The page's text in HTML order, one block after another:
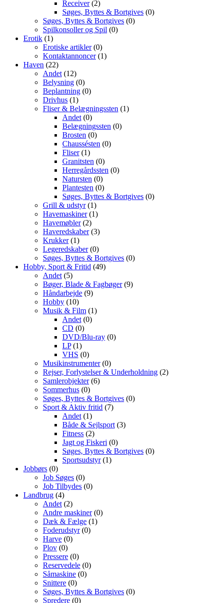
Receiver(2)
Søges, Byttes & Bortgives (0)
Søges, Byttes & Bortgives (0)
Spilkonsoller og Spil (0)
Erotik (1)
Erotiske artikler(0)
Kontaktannoncer(1)
Haven (22)
Andet (12)
Belysning (0)
Beplantning (0)
Drivhus (1)
Fliser & Belægningssten (1)
Andet (0)
Belægningssten (0)
Brosten (0)
Chaussésten (0)
Fliser(1)
Granitsten (0)
Herregårdssten (0)
Natursten (0)
Plantesten (0)
Søges, Byttes & Bortgives (0)
Grill & udstyr(1)
Havemaskiner(1)
Havemøbler(2)
Haveredskaber(3)
Krukker(1)
Legeredskaber(0)
Søges, Byttes & Bortgives (0)
Hobby, Sport & Fritid (49)
Andet (5)
Bøger, Blade & Fagbøger(9)
Håndarbejde (9)
Hobby (10)
Musik & Film (1)
Andet (0)
CD (0)
DVD/Blu-ray (0)
LP(1)
VHS (0)
Musikinstrumenter(0)
Rejser, Forlystelser & Underholdning (2)
Samlerobjekter(6)
Sommerhus (0)
Søges, Byttes & Bortgives (0)
Sport & Aktiv fritid (7)
Andet (1)
Både & Sejlsport (3)
Fitness (2)
Jagt og Fiskeri (0)
Søges, Byttes & Bortgives (0)
Sportsudstyr(1)
Jobbørs (0)
Job Søges (0)
Job Tilbydes (0)
Landbrug (4)
Andet (2)
Andre maskiner(0)
Dæk & Fælge (1)
Foderudstyr(0)
Harve (0)
Plov (0)
Pressere (0)
Reservedele (0)
Såmaskine (0)
Snittere (0)
Søges, Byttes & Bortgives (0)
Spredere (0)